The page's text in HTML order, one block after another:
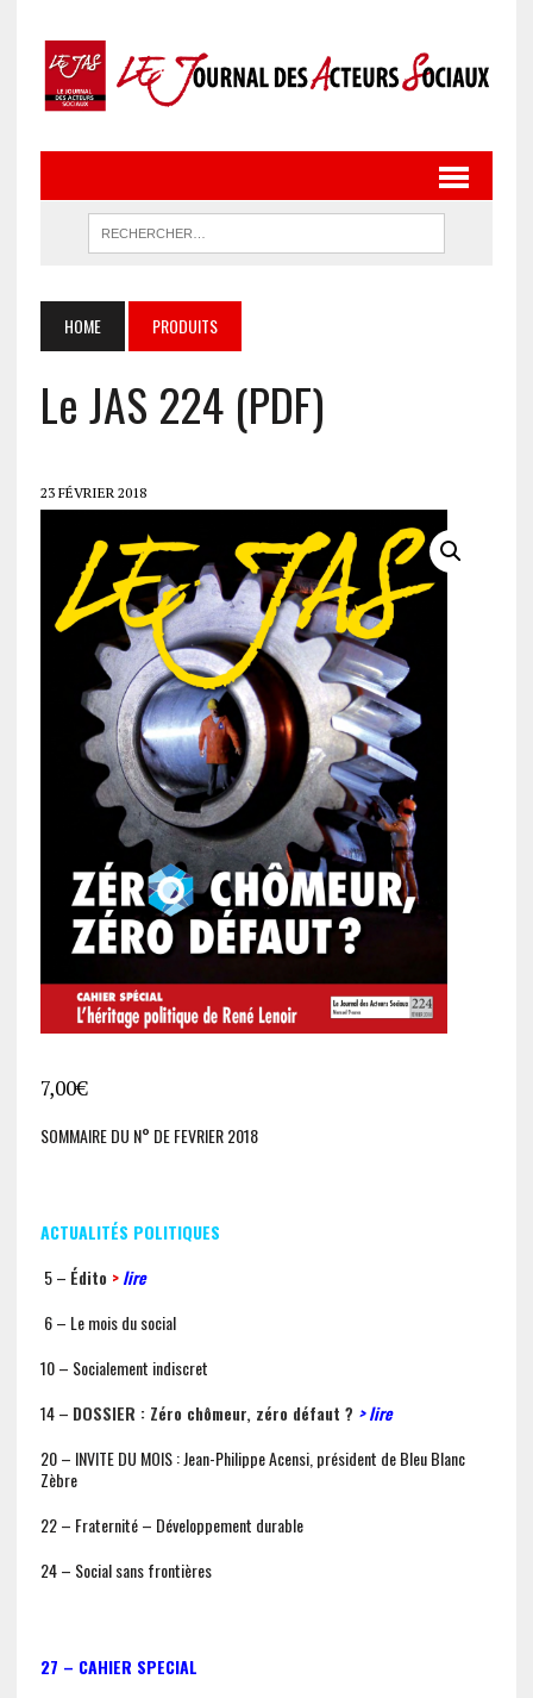
HOME PRODUITS
Le JAS 224 (PDF)
23 FÉVRIER 2018
7,00€
SOMMAIRE DU N° DE FEVRIER 2018
ACTUALITÉS POLITIQUES
5 – Édito >lire
6 – Le mois du social
10 – Socialement indiscret
14 – DOSSIER : Zéro chômeur, zéro défaut ? > lire
20 – INVITE DU MOIS : Jean-Philippe Acensi, président de Bleu Blanc
Zèbre
22 – Fraternité – Développement durable
24 – Social sans frontières
27 – CAHIER SPECIAL